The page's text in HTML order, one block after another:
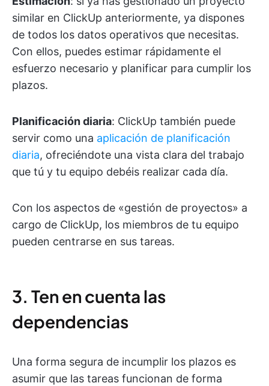
similar en ClickUp anteriormente, ya dispones
de todos los datos operativos que necesitas.
Con ellos, puedes estimar rápidamente el
esfuerzo necesario y planificar para cumplir los
plazos.
Planificación diaria: ClickUp también puede
servir como una aplicación de planificación
diaria, ofreciéndote una vista clara del trabajo
que tú y tu equipo debéis realizar cada día.
Con los aspectos de «gestión de proyectos» a
cargo de ClickUp, los miembros de tu equipo
pueden centrarse en sus tareas.
3. Ten en cuenta las
dependencias
Una forma segura de incumplir los plazos es
asumir que las tareas funcionan de forma